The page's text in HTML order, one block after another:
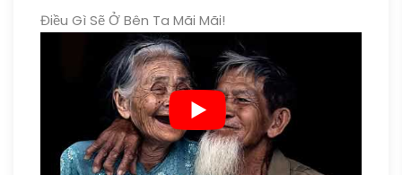
Điều Gì Sẽ Ở Bên Ta Mãi Mãi!